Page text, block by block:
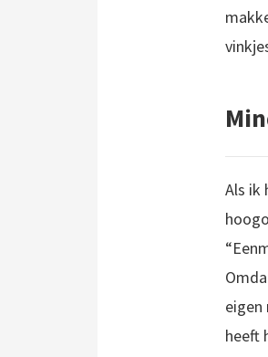
Als ik
eigen
heeft